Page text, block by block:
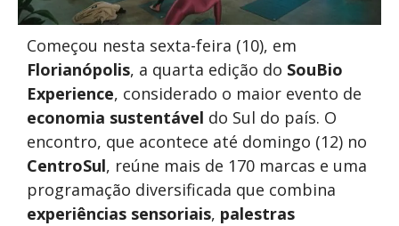
Começou nesta sexta-feira (10), em
Florianópolis, a quarta edição do SouBio
Experience, considerado o maior evento de
economia sustentável do Sul do país. O
encontro, que acontece até domingo (12) no
CentroSul, reúne mais de 170 marcas e uma
programação diversificada que combina
experiências sensoriais, palestras